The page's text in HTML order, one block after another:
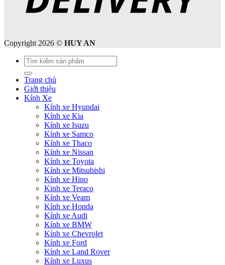
Copyright 2026 © HUY AN
Tìm
kiếm:
Trang chủ
Giới thiệu
Kính Xe
Kính xe Hyundai
Kính xe Kia
Kính xe Isuzu
Kính xe Samco
Kính xe Thaco
Kính xe Nissan
Kính xe Toyota
Kính xe Mitsubishi
Kính xe Hino
Kinh xe Teraco
Kính xe Veam
Kính xe Honda
Kính xe Audi
Kính xe BMW
Kính xe Chevrolet
Kính xe Ford
Kính xe Land Rover
Kính xe Luxus